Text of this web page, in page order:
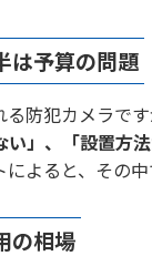
は予算の問題
防犯カメラで
い」、「設置方
よると、その
の相場